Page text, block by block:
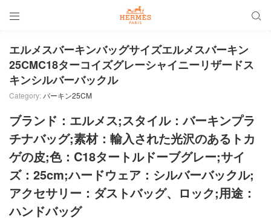
 
エルメスバーキンバッグサイズエルメスバーキン
25CMC18ターコイズグレーシャイニーリザードス
キンシルバーバックル
Category:バーキン25CM
ブランド：エルメス;スタイル：バーキンプラ
チナバッグ;素材：輸入された光沢のあるトカ
ゲの皮;色：C18タートルドーブグレー;サイ
ズ：25cm;ハードウェア：シルバーバックル;
アクセサリー：ダストバッグ、ロック;用途：
ハンドバッグ